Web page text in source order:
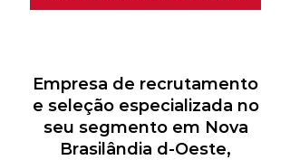
Empresa de recrutamento
e seleção especializada no
seu segmento em Nova
Brasilândia d-Oeste,